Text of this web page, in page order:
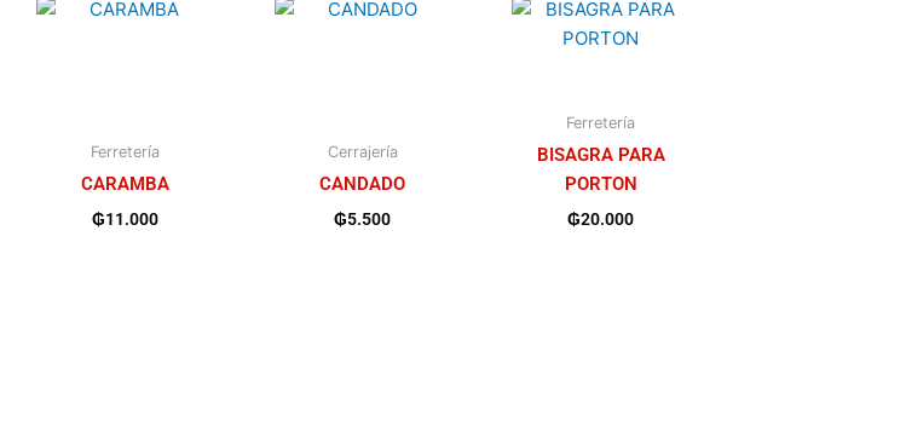
Ferretería
CARAMBA
₲11.000
Cerrajería
CANDADO
₲5.500
Ferretería
BISAGRA PARA
PORTON
₲20.000